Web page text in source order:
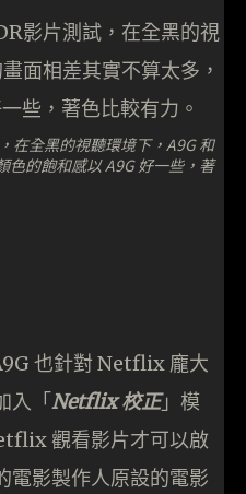
在全黑的視聽環境下，A9G 和
色的飽和感以 A9G 好一些，著
也針對 Netflix 龐大
入「Netflix 校正」模
觀看影片才可以啟
影製作人原設的電影